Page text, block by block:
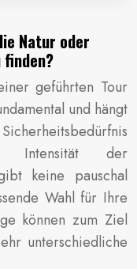
Natur oder
geführten Tour
und hängt
Intensität der
keine pauschal
Wahl für Ihre
können zum Ziel
unterschiedliche